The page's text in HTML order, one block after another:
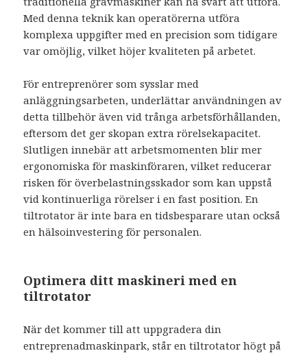
Med denna teknik kan operatörerna utföra
komplexa uppgifter med en precision som tidigare
var omöjlig, vilket höjer kvaliteten på arbetet.
För entreprenörer som sysslar med
anläggningsarbeten, underlättar användningen av
detta tillbehör även vid trånga arbetsförhållanden,
eftersom det ger skopan extra rörelsekapacitet.
Slutligen innebär att arbetsmomenten blir mer
ergonomiska för maskinföraren, vilket reducerar
risken för överbelastningsskador som kan uppstå
vid kontinuerliga rörelser i en fast position. En
tiltrotator är inte bara en tidsbesparare utan också
en hälsoinvestering för personalen.
Optimera ditt maskineri med en
tiltrotator
När det kommer till att uppgradera din
entreprenadmaskinpark, står en tiltrotator högt på